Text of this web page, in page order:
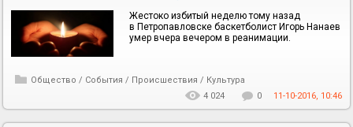
Жестоко избитый неделю тому назад
в Петропавловске баскетболист Игорь Нанаев
умер вчера вечером в реанимации.
Общество / События / Происшествия / Культура
4 024
0 11-10-2016, 10:46